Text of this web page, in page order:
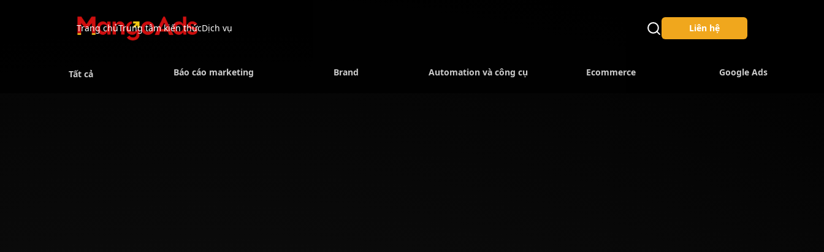
Trang chủTrung tâm kiến thứcDịch vụ Liên hệ
Tất cả Báo cáo marketing Brand Automation và công cụ Ecommerce Google Ads